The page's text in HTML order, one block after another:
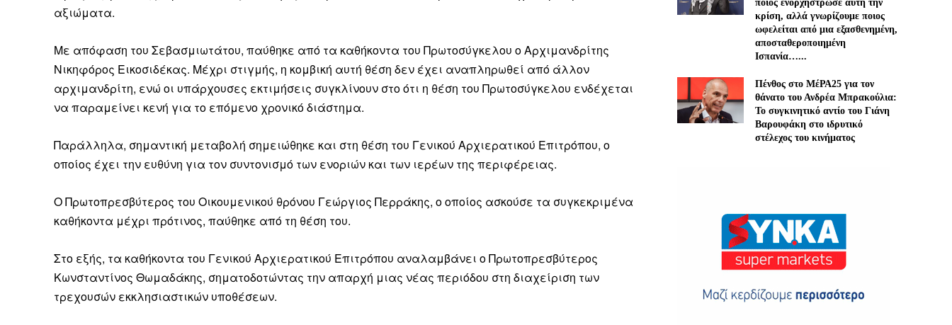
Εφημερίδα
Αγώνας της Κρήτης
αξιώματα.
Με απόφαση του Σεβασμιωτάτου, παύθηκε από τα καθήκοντα του Πρωτοσύγκελου ο Αρχιμανδρίτης
Νικηφόρος Εικοσιδέκας. Μέχρι στιγμής, η κομβική αυτή θέση δεν έχει αναπληρωθεί από άλλον
αρχιμανδρίτη, ενώ οι υπάρχουσες εκτιμήσεις συγκλίνουν στο ότι η θέση του Πρωτοσύγκελου ενδέχεται
να παραμείνει κενή για το επόμενο χρονικό διάστημα.
Παράλληλα, σημαντική μεταβολή σημειώθηκε και στη θέση του Γενικού Αρχιερατικού Επιτρόπου, ο
οποίος έχει την ευθύνη για τον συντονισμό των ενοριών και των ιερέων της περιφέρειας.
Ο Πρωτοπρεσβύτερος του Οικουμενικού θρόνου Γεώργιος Περράκης, ο οποίος ασκούσε τα συγκεκριμένα
καθήκοντα μέχρι πρότινος, παύθηκε από τη θέση του.
Στο εξής, τα καθήκοντα του Γενικού Αρχιερατικού Επιτρόπου αναλαμβάνει ο Πρωτοπρεσβύτερος
Κωνσταντίνος Θωμαδάκης, σηματοδοτώντας την απαρχή μιας νέας περιόδου στη διαχείριση των
τρεχουσών εκκλησιαστικών υποθέσεων.
ποιος ενορχήστρωσε αυτή την
κρίση, αλλά γνωρίζουμε ποιος
ωφελείται από μια εξασθενημένη,
αποσταθεροποιημένη
Ισπανία…...
Πένθος στο ΜέΡΑ25 για τον
θάνατο του Ανδρέα Μπρακούλια:
Το συγκινητικό αντίο του Γιάνη
Βαρουφάκη στο ιδρυτικό
στέλεχος του κινήματος